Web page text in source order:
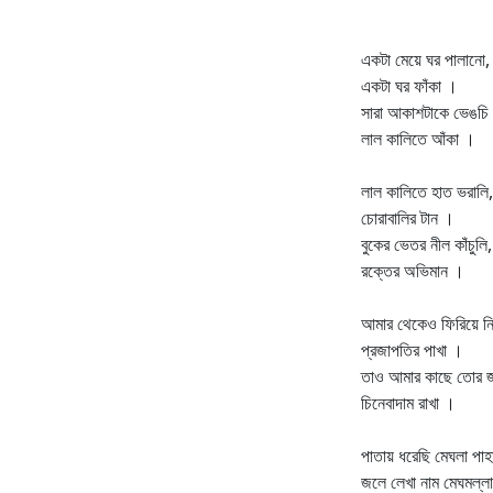
একটা মেয়ে ঘর পালানো,
একটা ঘর ফাঁকা ।
সারা আকাশটাকে ভেঙচি
লাল কালিতে আঁকা ।
লাল কালিতে হাত ভরালি,
চোরাবালির টান ।
বুকের ভেতর নীল কাঁচুলি,
রক্তের অভিমান ।
আমার থেকেও ফিরিয়ে
প্রজাপতির পাখা ।
তাও আমার কাছে তোর
চিনেবাদাম রাখা ।
পাতায় ধরেছি মেঘলা
জলে লেখা নাম